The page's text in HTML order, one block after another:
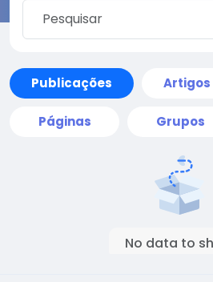
Publicações Artigos
Páginas Grupos
No data to